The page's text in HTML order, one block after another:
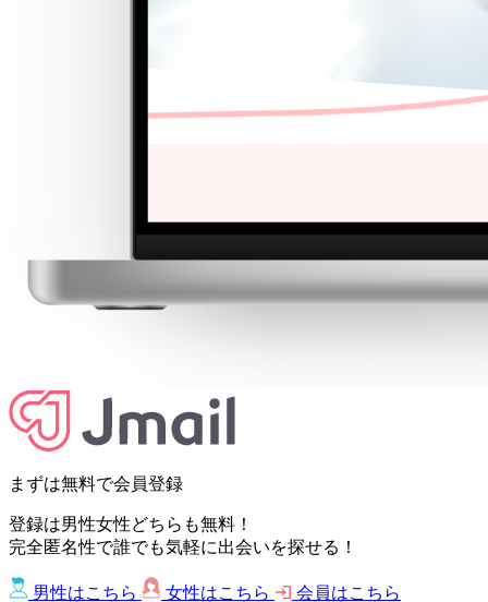
まずは無料で会員登録
登録は男性女性どちらも無料！
完全匿名性で誰でも気軽に出会いを探せる！
男性はこちら 女性はこちら 会員はこちら